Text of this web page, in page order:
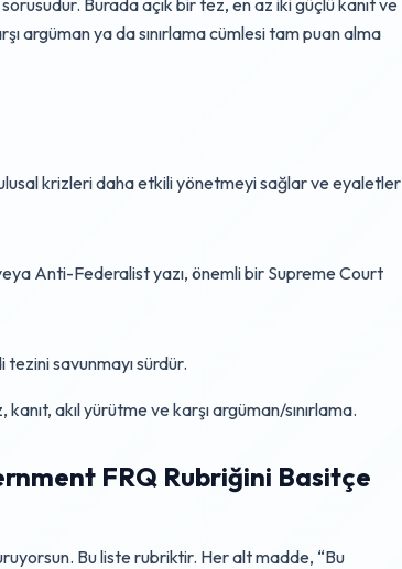
Burada açık bir tez, en az iki güçlü kanıt ve
argüman ya da sınırlama cümlesi tam puan alma
krizleri daha etkili yönetmeyi sağlar ve eyaletler
Anti-Federalist yazı, önemli bir Supreme Court
tezini savunmayı sürdür.
akıl yürütme ve karşı argüman/sınırlama.
FRQ Rubriğini Basitçe
Bu liste rubriktir. Her alt madde, “Bu